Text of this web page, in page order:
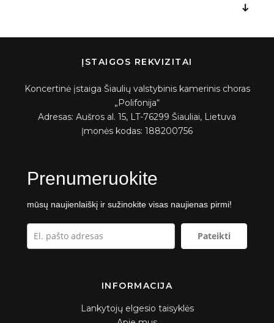
2021 m.
2022 m.
2024 m.
Dalyviai
ĮSTAIGOS REKVIZITAI
Koncertinė įstaiga Šiaulių valstybinis kamerinis choras
„Polifonija“
Adresas: Aušros al. 15, LT-76299 Šiauliai, Lietuva
Įmonės kodas: 188200756
Prenumeruokite
mūsų naujienlaiškį ir sužinokite visas naujienas pirmi!
Pateikti
INFORMACIJA
Lankytojų elgesio taisyklės